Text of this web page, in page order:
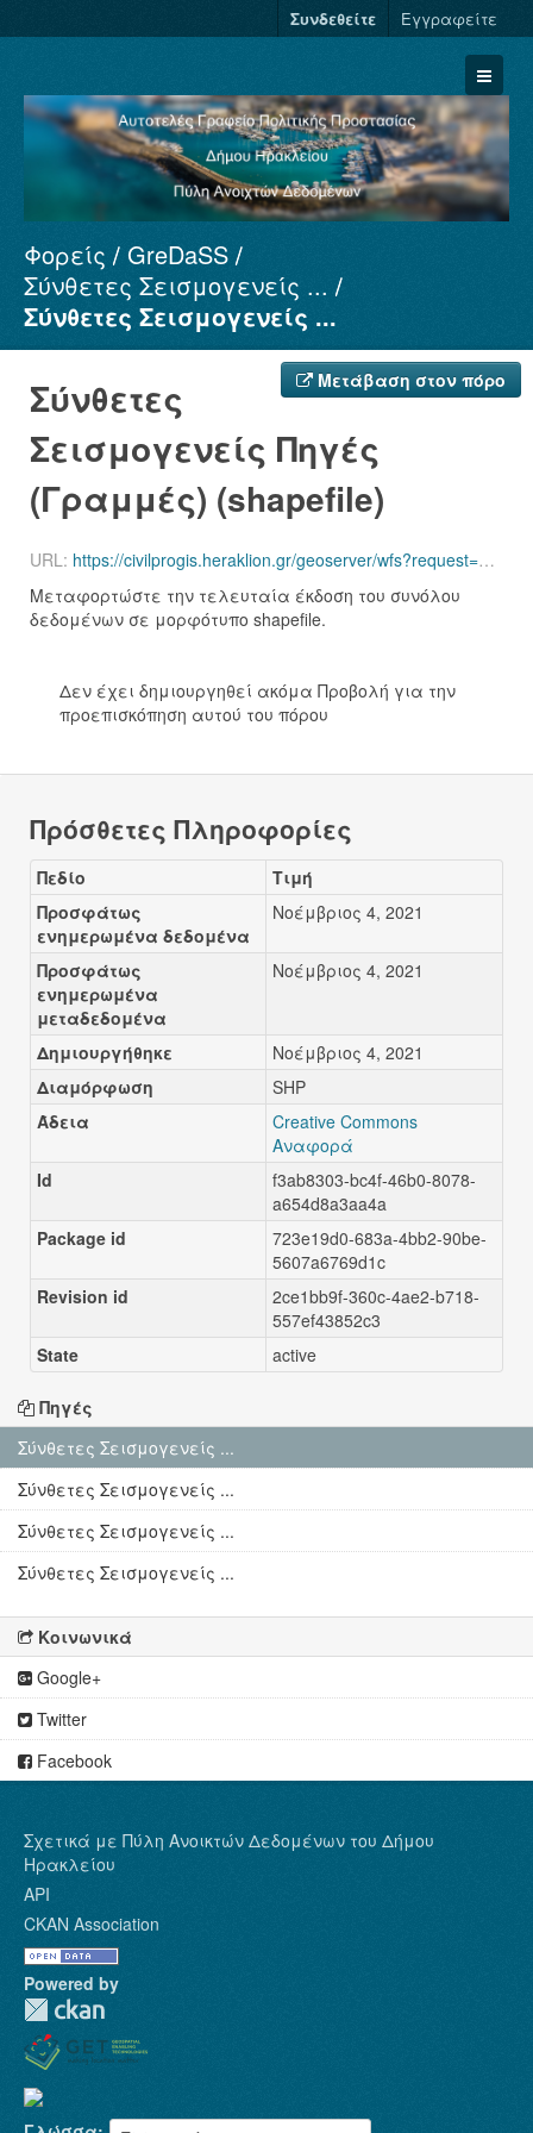
Συνδεθείτε Εγγραφείτε
Σύνολα Δεδομένων
Φορείς
Φορείς
GreDaSS
Σύνθετες Σεισμογενείς ...
Σύνθετες Σεισμογενείς ...
Μετάβαση στον πόρο
Σύνθετες
Σεισμογενείς Πηγές
(Γραμμές) (shapefile)
URL: https://civilprogis.heraklion.gr/geoserver/wfs?request=GetFeature&service=wfs&version=1.0.0&typeName=civilprovec%3Aetq_lin_composite_sources_top&outputformat=SHAPE-ZIP&format_options=charset:UTF-8
Μεταφορτώστε την τελευταία έκδοση του συνόλου
δεδομένων σε μορφότυπο shapefile.
Δεν έχει δημιουργηθεί ακόμα Προβολή για την
προεπισκόπηση αυτού του πόρου
Πρόσθετες Πληροφορίες
Πεδίο
Τιμή
Προσφάτως
ενημερωμένα δεδομένα
Νοέμβριος 4, 2021
Προσφάτως
ενημερωμένα
μεταδεδομένα
Νοέμβριος 4, 2021
Δημιουργήθηκε
Νοέμβριος 4, 2021
Διαμόρφωση
SHP
Άδεια
Creative Commons
Αναφορά
Id
f3ab8303-bc4f-46b0-8078-
a654d8a3aa4a
Package id
723e19d0-683a-4bb2-90be-
5607a6769d1c
Revision id
2ce1bb9f-360c-4ae2-b718-
557ef43852c3
State
active
Πηγές
Σύνθετες Σεισμογενείς ...
Σύνθετες Σεισμογενείς ...
Σύνθετες Σεισμογενείς ...
Σύνθετες Σεισμογενείς ...
Κοινωνικά
Google+
Twitter
Facebook
Σχετικά με Πύλη Ανοικτών Δεδομένων του Δήμου
Ηρακλείου
API
CKAN Association
Powered by